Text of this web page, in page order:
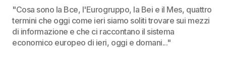
"Cosa sono la Bce, l'Eurogruppo, la Bei e il Mes, quattro
termini che oggi come ieri siamo soliti trovare sui mezzi
di informazione e che ci raccontano il sistema
economico europeo di ieri, oggi e domani..."